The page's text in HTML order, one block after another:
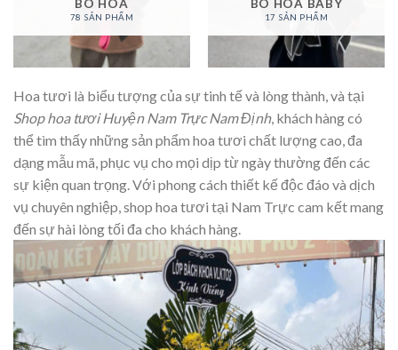
BÓ HOA
78 SẢN PHẨM
BÓ HOA BABY
17 SẢN PHẨM
Hoa tươi là biểu tượng của sự tinh tế và lòng thành, và tại
Shop hoa tươi Huyện Nam Trực Nam Định, khách hàng có
thể tìm thấy những sản phẩm hoa tươi chất lượng cao, đa
dạng mẫu mã, phục vụ cho mọi dịp từ ngày thường đến các
sự kiện quan trọng. Với phong cách thiết kế độc đáo và dịch
vụ chuyên nghiệp, shop hoa tươi tại Nam Trực cam kết mang
đến sự hài lòng tối đa cho khách hàng.